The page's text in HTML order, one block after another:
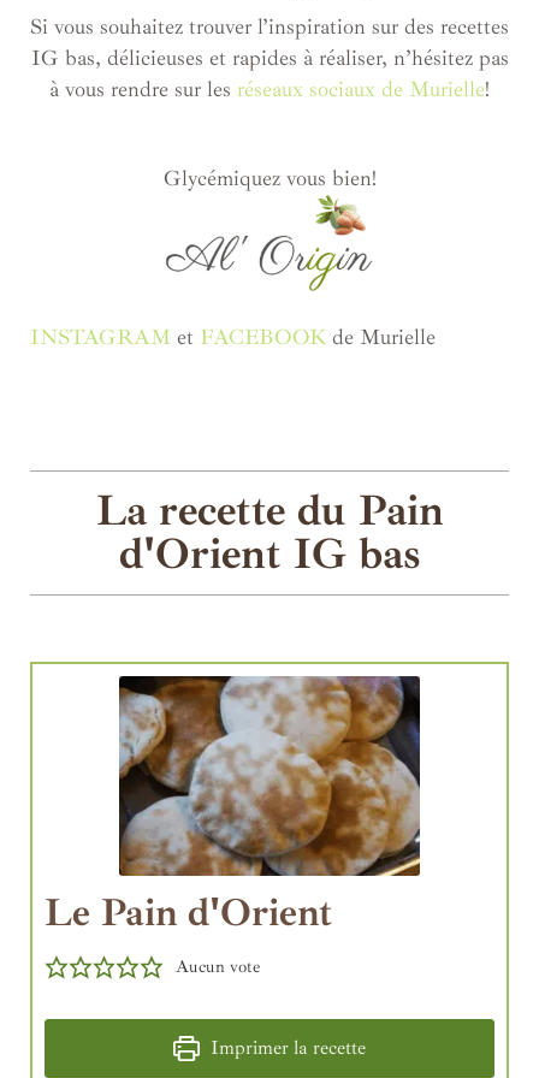
Si vous souhaitez trouver l’inspiration sur des recettes
IG bas, délicieuses et rapides à réaliser, n’hésitez pas
à vous rendre sur les réseaux sociaux de Murielle!
Glycémiquez vous bien!
INSTAGRAM et FACEBOOK de Murielle
La recette du Pain
d'Orient IG bas
Le Pain d'Orient
Aucun vote
Imprimer la recette